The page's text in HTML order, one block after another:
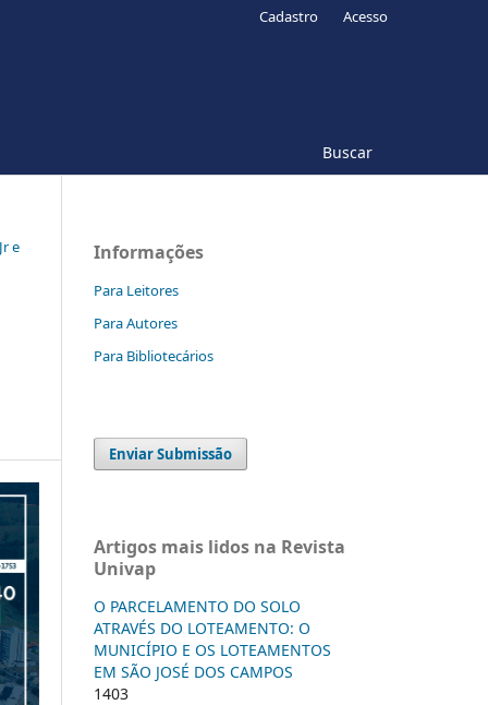
Buscar
Cadastro Acesso
e
Informações
Para Leitores
Para Autores
Para Bibliotecários
Enviar Submissão
Artigos mais lidos na Revista
Univap
O PARCELAMENTO DO SOLO
ATRAVÉS DO LOTEAMENTO: O
MUNICÍPIO E OS LOTEAMENTOS
EM SÃO JOSÉ DOS CAMPOS
1403